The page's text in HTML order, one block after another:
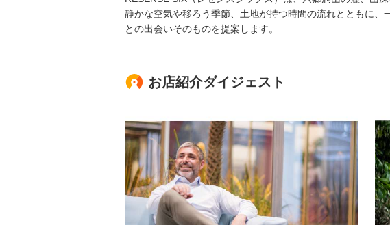
静かな空気や移ろう季節、土地が持つ時間の流れとともに
との出会いそのものを提案します。
お店紹介ダイジェスト